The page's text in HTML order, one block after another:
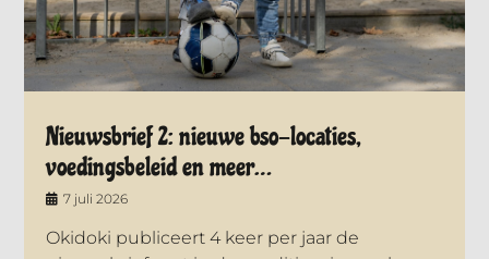
Nieuwsbrief 2: nieuwe bso-locaties,
voedingsbeleid en meer…
7 juli 2026
Okidoki publiceert 4 keer per jaar de